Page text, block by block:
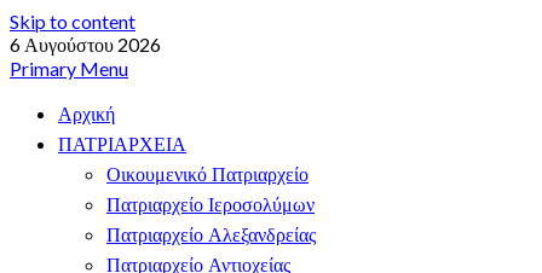
Skip to content
6 Αυγούστου 2026
Primary Menu
Αρχική
ΠΑΤΡΙΑΡΧΕΙΑ
Οικουμενικό Πατριαρχείο
Πατριαρχείο Ιεροσολύμων
Πατριαρχείο Αλεξανδρείας
Πατριαρχείο Αντιοχείας